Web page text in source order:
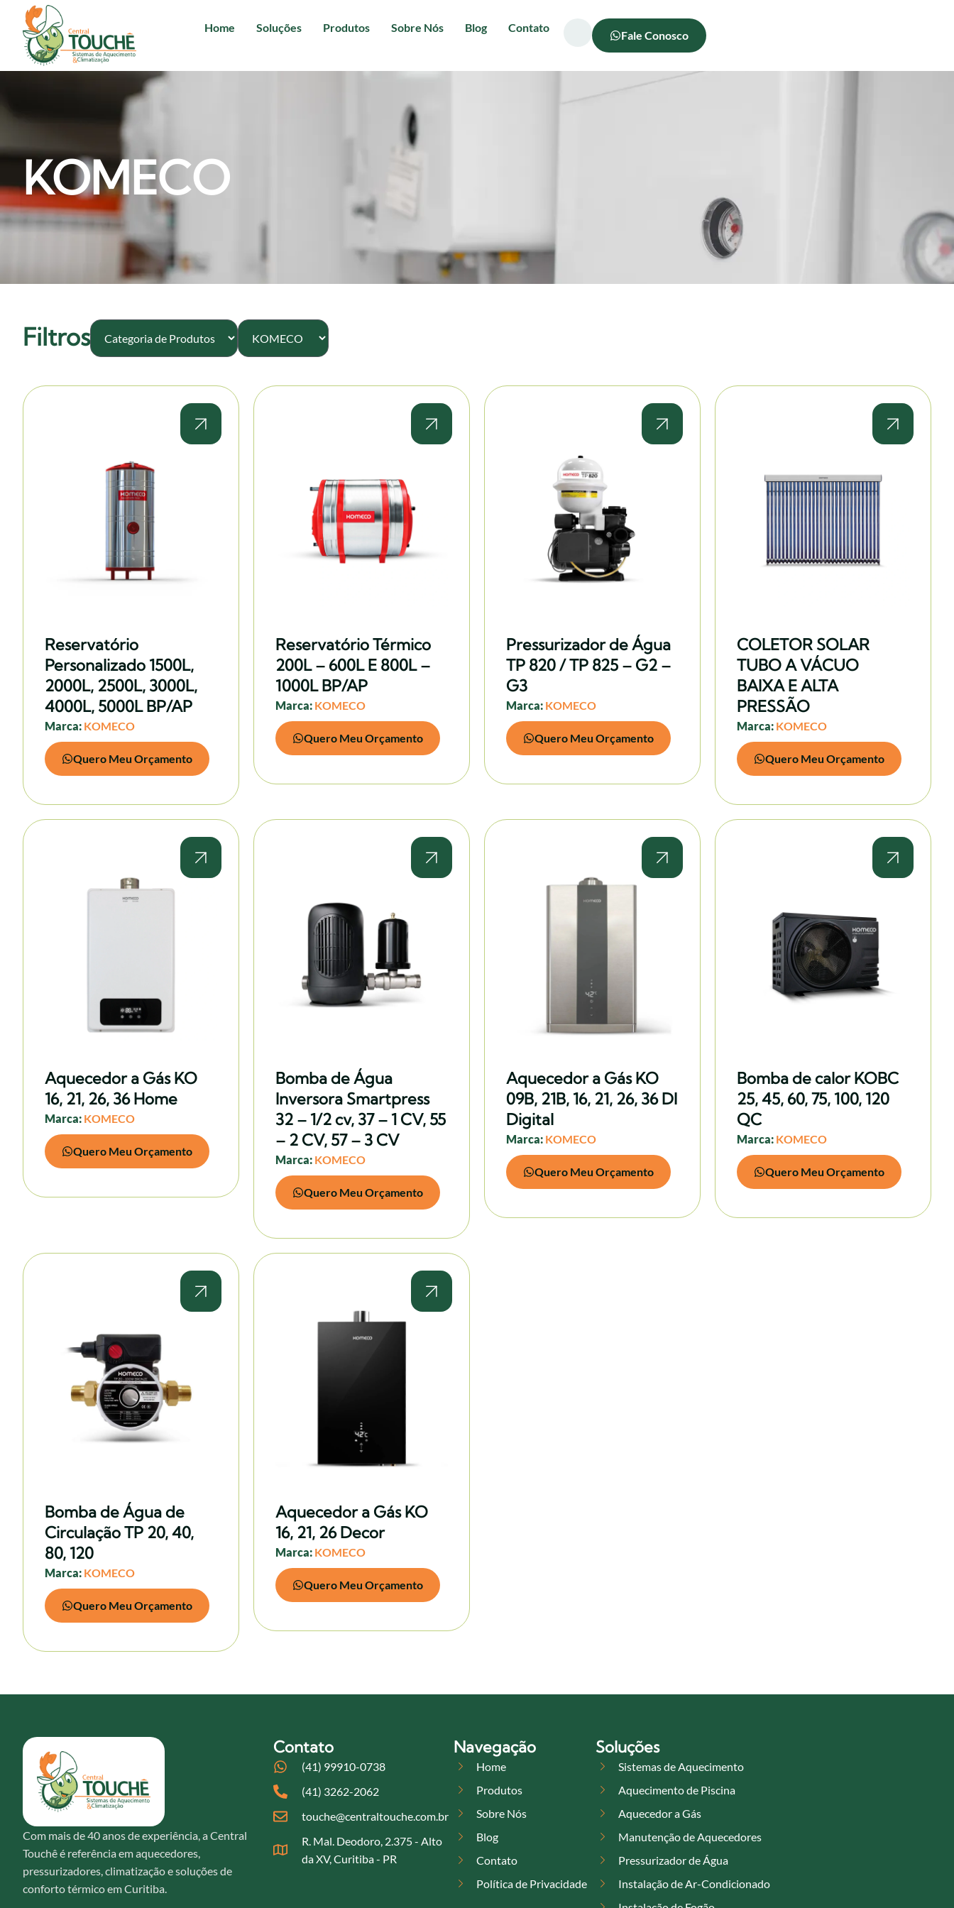
Home Soluções Produtos Sobre Nós Blog Contato
Fale Conosco
KOMECO
Filtros
Reservatório
Personalizado 1500L,
2000L, 2500L, 3000L,
4000L, 5000L BP/AP
Marca: KOMECO
Quero Meu Orçamento
Reservatório Térmico
200L – 600L E 800L –
1000L BP/AP
Marca: KOMECO
Quero Meu Orçamento
Pressurizador de Água
TP 820 / TP 825 – G2 –
G3
Marca: KOMECO
Quero Meu Orçamento
COLETOR SOLAR
TUBO A VÁCUO
BAIXA E ALTA
PRESSÃO
Marca: KOMECO
Quero Meu Orçamento
Aquecedor a Gás KO
16, 21, 26, 36 Home
Marca: KOMECO
Quero Meu Orçamento
Bomba de Água
Inversora Smartpress
32 – 1/2 cv, 37 – 1 CV, 55
– 2 CV, 57 – 3 CV
Marca: KOMECO
Quero Meu Orçamento
Aquecedor a Gás KO
09B, 21B, 16, 21, 26, 36 DI
Digital
Marca: KOMECO
Quero Meu Orçamento
Bomba de calor KOBC
25, 45, 60, 75, 100, 120
QC
Marca: KOMECO
Quero Meu Orçamento
Bomba de Água de
Circulação TP 20, 40,
80, 120
Marca: KOMECO
Quero Meu Orçamento
Aquecedor a Gás KO
16, 21, 26 Decor
Marca: KOMECO
Quero Meu Orçamento
Com mais de 40 anos de experiência, a Central
Touchê é referência em aquecedores,
pressurizadores, climatização e soluções de
conforto térmico em Curitiba.
Contato
(41) 99910-0738
(41) 3262-2062
touche@centraltouche.com.br
R. Mal. Deodoro, 2.375 - Alto
da XV, Curitiba - PR
Navegação
Home
Produtos
Sobre Nós
Blog
Contato
Política de Privacidade
Soluções
Sistemas de Aquecimento
Aquecimento de Piscina
Aquecedor a Gás
Manutenção de Aquecedores
Pressurizador de Água
Instalação de Ar-Condicionado